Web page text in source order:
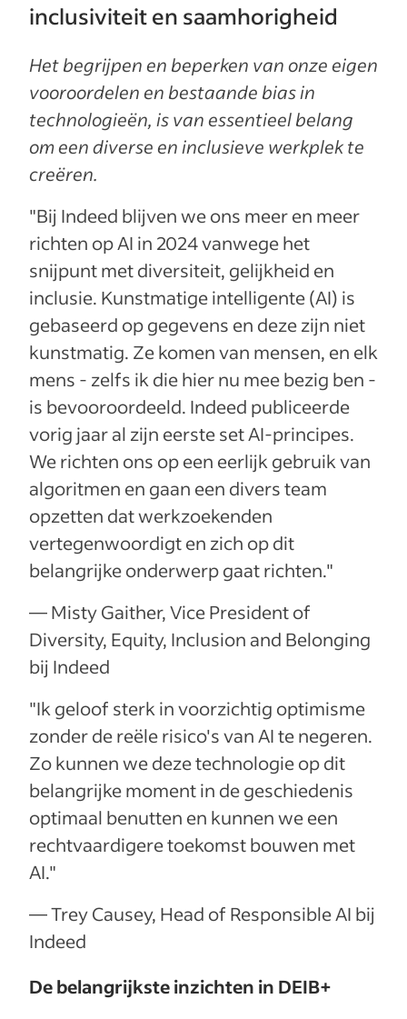
inclusiviteit en saamhorigheid
Het begrijpen en beperken van onze eigen
vooroordelen en bestaande bias in
technologieën, is van essentieel belang
om een diverse en inclusieve werkplek te
creëren.
"Bij Indeed blijven we ons meer en meer
richten op AI in 2024 vanwege het
snijpunt met diversiteit, gelijkheid en
inclusie. Kunstmatige intelligente (AI) is
gebaseerd op gegevens en deze zijn niet
kunstmatig. Ze komen van mensen, en elk
mens - zelfs ik die hier nu mee bezig ben -
is bevooroordeeld. Indeed publiceerde
vorig jaar al zijn eerste set AI-principes.
We richten ons op een eerlijk gebruik van
algoritmen en gaan een divers team
opzetten dat werkzoekenden
vertegenwoordigt en zich op dit
belangrijke onderwerp gaat richten."
— Misty Gaither, Vice President of
Diversity, Equity, Inclusion and Belonging
bij Indeed
"Ik geloof sterk in voorzichtig optimisme
zonder de reële risico's van AI te negeren.
Zo kunnen we deze technologie op dit
belangrijke moment in de geschiedenis
optimaal benutten en kunnen we een
rechtvaardigere toekomst bouwen met
AI."
— Trey Causey, Head of Responsible AI bij
Indeed
De belangrijkste inzichten in DEIB+